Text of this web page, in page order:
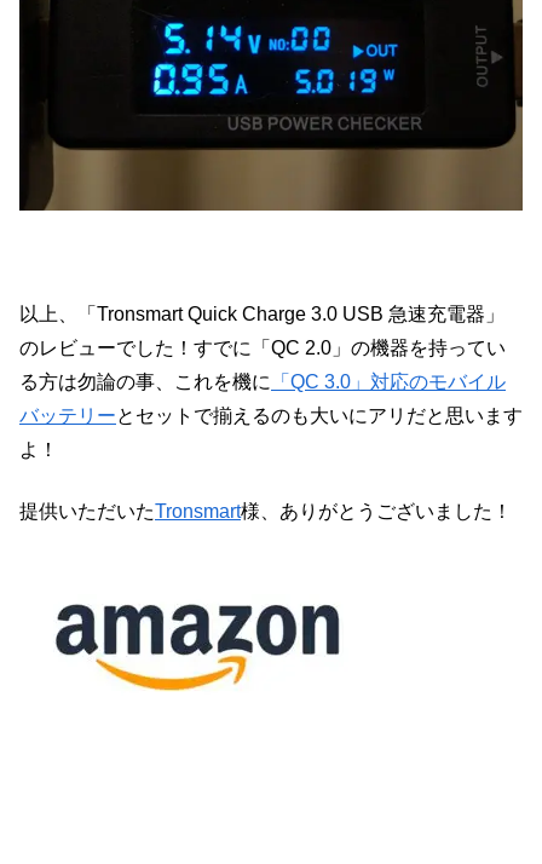
以上、「Tronsmart Quick Charge 3.0 USB 急速充電器」
のレビューでした！すでに「QC 2.0」の機器を持ってい
る方は勿論の事、これを機に
「QC 3.0」対応のモバイル
バッテリーとセットで揃えるのも大いにアリだと思います
よ！
提供いただいたTronsmart様、ありがとうございました！